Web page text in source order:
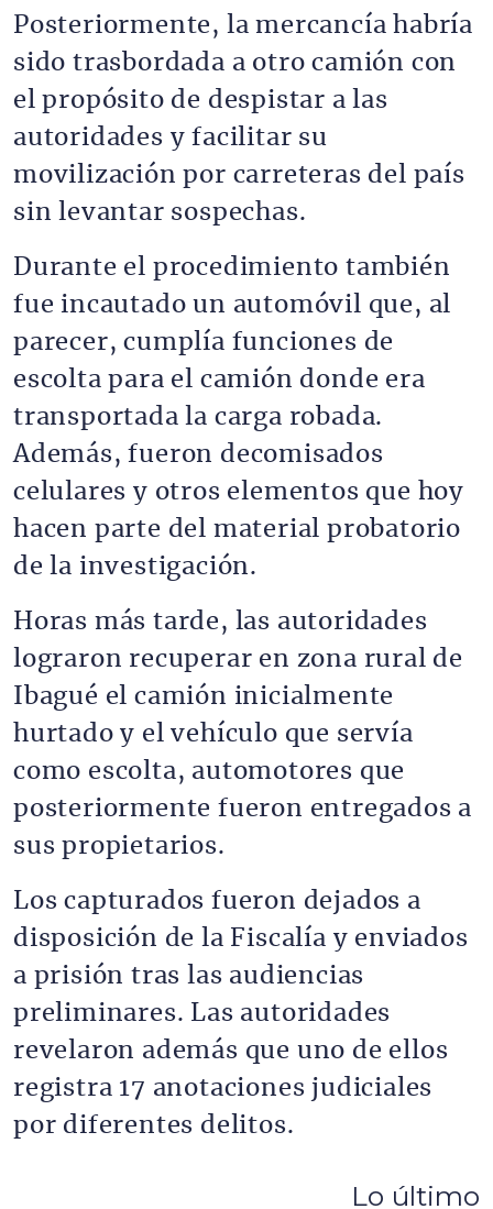
Posteriormente, la mercancía habría
sido trasbordada a otro camión con
el propósito de despistar a las
autoridades y facilitar su
movilización por carreteras del país
sin levantar sospechas.
Durante el procedimiento también
fue incautado un automóvil que, al
parecer, cumplía funciones de
escolta para el camión donde era
transportada la carga robada.
Además, fueron decomisados
celulares y otros elementos que hoy
hacen parte del material probatorio
de la investigación.
Horas más tarde, las autoridades
lograron recuperar en zona rural de
Ibagué el camión inicialmente
hurtado y el vehículo que servía
como escolta, automotores que
posteriormente fueron entregados a
sus propietarios.
Los capturados fueron dejados a
disposición de la Fiscalía y enviados
a prisión tras las audiencias
preliminares. Las autoridades
revelaron además que uno de ellos
registra 17 anotaciones judiciales
por diferentes delitos.
Lo último